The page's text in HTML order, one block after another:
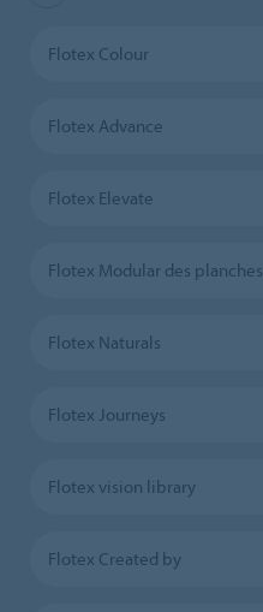
Flotex Colour
Flotex Advance
Flotex Elevate
Flotex Modular des planches
Flotex Naturals
Flotex Journeys
Flotex vision library
Flotex Created by